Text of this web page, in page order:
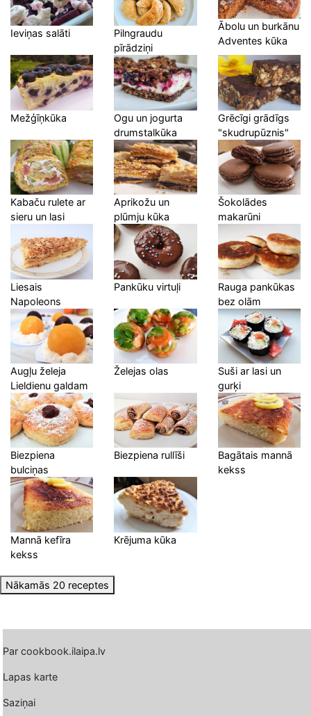
Ieviņas salāti
Pilngraudu
pīrādziņi
Ābolu un burkānu
Adventes kūka
Mežģīņkūka
Ogu un jogurta
drumstalkūka
Grēcīgi grādīgs
"skudrupūznis"
Kabaču rulete ar
sieru un lasi
Aprikožu un
plūmju kūka
Šokolādes
makarūni
Liesais
Napoleons
Pankūku virtuļi
Rauga pankūkas
bez olām
Augļu želeja
Lieldienu galdam
Želejas olas
Suši ar lasi un
gurķi
Biezpiena
bulciņas
Biezpiena rullīši
Bagātais mannā
kekss
Mannā kefīra
kekss
Krējuma kūka
Nākamās 20 receptes
Par cookbook.ilaipa.lv
Lapas karte
Saziņai